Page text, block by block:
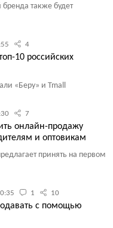
также будет
4
10 российских
«Беру» и Tmall
7
онлайн-продажу
и оптовикам
принять на первом
1 10
с помощью